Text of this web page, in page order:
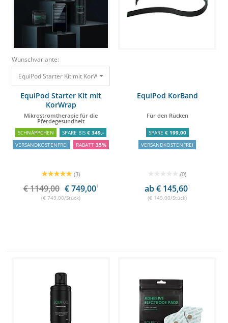
Wunschvariante:
EquiPod Starter Kit mit KorWrap Mikrostromtherapie für die
EquiPod Starter Kit mit
KorWrap
Mikrostromtherapie für die
Pferdegesundheit
SCHNÄPPCHEN SPARE BIS € 349,-
VERSANDKOSTENFREI
RABATT 35%
(3)
€ 1149,00 € 749,001
(€ 749,00/Stück)
EquiPod KorBand
Für den Rücken
SPARE € 199,00
VERSANDKOSTENFREI
(0)
ab € 145,601
(€ 149,00/Stück)